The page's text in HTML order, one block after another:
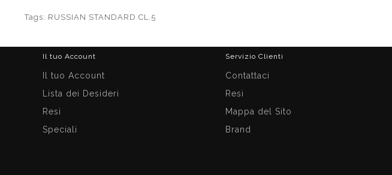
Tags: RUSSIAN STANDARD CL.5
Servizio Clienti
Contattaci
Resi
Mappa del Sito
Brand
Il tuo Account
Il tuo Account
Lista dei Desideri
Resi
Speciali